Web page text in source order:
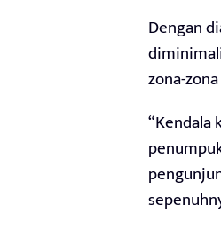
Dengan
zona-
“Kendala